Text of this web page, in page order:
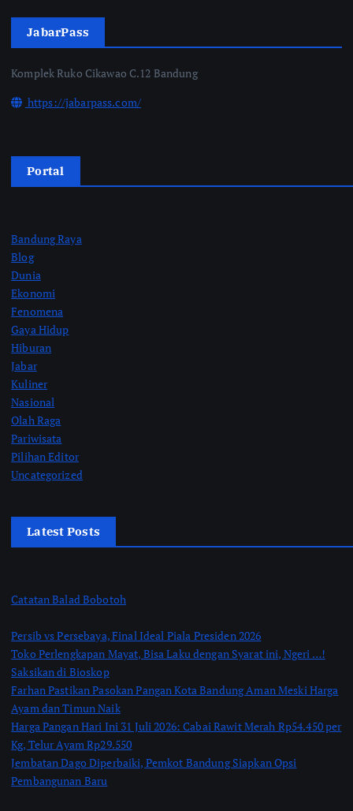
JabarPass
Komplek Ruko Cikawao C.12 Bandung
https://jabarpass.com/
Portal
Bandung Raya
Blog
Dunia
Ekonomi
Fenomena
Gaya Hidup
Hiburan
Jabar
Kuliner
Nasional
Olah Raga
Pariwisata
Pilihan Editor
Uncategorized
Latest Posts
Catatan Balad Bobotoh
Persib vs Persebaya, Final Ideal Piala Presiden 2026
Toko Perlengkapan Mayat, Bisa Laku dengan Syarat ini, Ngeri …!
Saksikan di Bioskop
Farhan Pastikan Pasokan Pangan Kota Bandung Aman Meski Harga
Ayam dan Timun Naik
Harga Pangan Hari Ini 31 Juli 2026: Cabai Rawit Merah Rp54.450 per
Kg, Telur Ayam Rp29.550
Jembatan Dago Diperbaiki, Pemkot Bandung Siapkan Opsi
Pembangunan Baru